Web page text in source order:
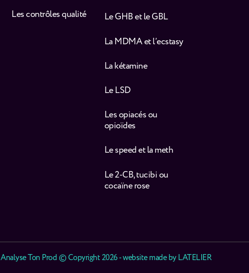
Les contrôles qualité
Le GHB et le GBL
La MDMA et l’ecstasy
La kétamine
Le LSD
Les opiacés ou
opioïdes
Le speed et la meth
Le 2-CB, tucibi ou
cocaïne rose
Analyse Ton Prod © Copyright 2026 - website made byLATELIER